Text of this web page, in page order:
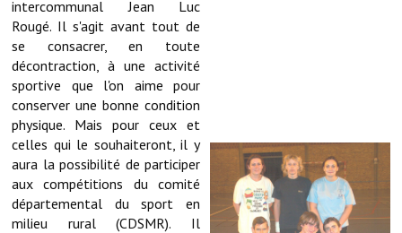
Fêtes et manifestations
Numéros d'urgence
Terrains et maisons à vendre
VOTRE MAIRIE
Elus et agents
L'équipe municipale
intercommunal Jean Luc
Rougé. Il s'agit avant tout de
se consacrer, en toute
décontraction, à une activité
sportive que l'on aime pour
conserver une bonne condition
physique. Mais pour ceux et
celles qui le souhaiteront, il y
aura la possibilité de participer
aux compétitions du comité
départemental du sport en
milieu rural (CDSMR). Il